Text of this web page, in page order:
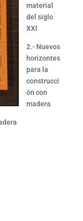
material
del siglo
XXI
2.- Nuevos
horizontes
para la
construcci
ón con
madera